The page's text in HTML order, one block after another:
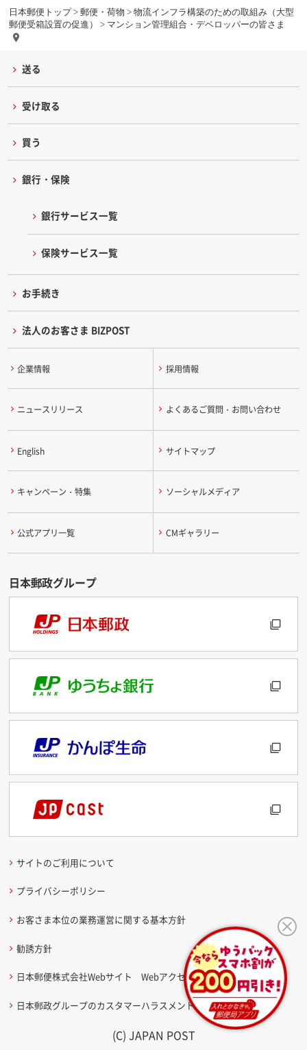
日本郵便トップ> 郵便・荷物 > 物流インフラ構築のための取組み（大型
郵便受箱設置の促進）
> マンション管理組合・デベロッパーの皆さま
送る
受け取る
買う
銀行・保険
銀行サービス一覧
保険サービス一覧
お手続き
法人のお客さま BIZPOST
企業情報 採用情報
ニュースリリース よくあるご質問・お問い合わせ
English サイトマップ
キャンペーン・特集 ソーシャルメディア
公式アプリ一覧 CMギャラリー
サイトのご利用について
プライバシーポリシー
お客さま本位の業務運営に関する基本方針
勧誘方針
日本郵便株式会社Webサイト Webアクセシビリティ方針
日本郵政グループのカスタマーハラスメントに関する考え方
(C) JAPAN POST